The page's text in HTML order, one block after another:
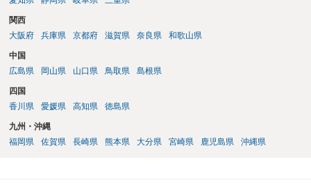
関西
大阪府
兵庫県 京都府 滋賀県 奈良県 和歌山県
中国
広島県
岡山県 山口県 鳥取県 島根県
四国
香川県
愛媛県 高知県 徳島県
九州・沖縄
福岡県
佐賀県 長崎県 熊本県 大分県 宮崎県 鹿児島県 沖縄県